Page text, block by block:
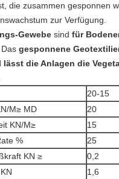
die zusammen gesponnen
zur Verfügung
Gewebe sind für
. Das gesponnene
lässt die Anlagen die
20-15
M≥ MD 20
KN/M≥ 15
%
25
KN ≥ 0,2
1,6